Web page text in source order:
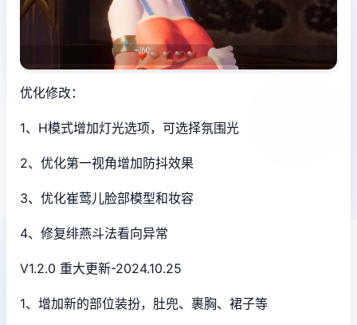
优化修改：
1、H模式增加灯光选项，可选择氛围光
2、优化第一视角增加防抖效果
3、优化崔莺儿脸部模型和妆容
4、修复绯燕斗法看向异常
V1.2.0 重大更新-2024.10.25
1、增加新的部位装扮，肚兜、裹胸、裙子等